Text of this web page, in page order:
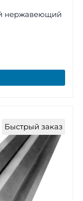
нержавеющий
Быстрый заказ